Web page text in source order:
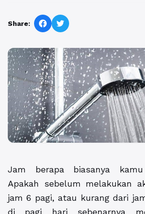
Share:
Jam berapa biasanya
Apakah sebelum melakukan
jam 6 pagi, atau kurang dari